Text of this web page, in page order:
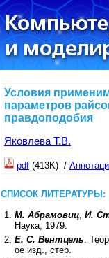
Условия
параметров
правдоподобия
Яковлева Т.В.
pdf (413K) /
СПИСОК ЛИТЕРАТУРЫ:
М. Абрамовиц, И.
Наука, 1979.
Е. С. Вентцель.
ое изд., стер.